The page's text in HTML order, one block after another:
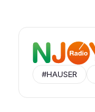
#HAUSER